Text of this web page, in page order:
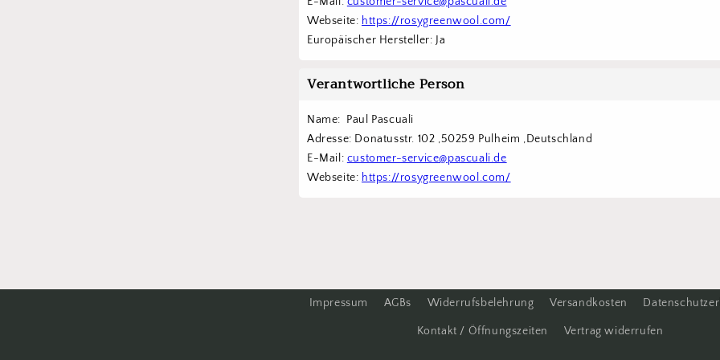
Webseite: https://rosygreenwool.com/
Europäischer Hersteller: Ja
Verantwortliche Person
Name:  Paul Pascuali
Adresse: Donatusstr. 102 ,50259 Pulheim ,Deutschland
E-Mail: customer-service@pascuali.de
Webseite: https://rosygreenwool.com/
Impressum AGBs Widerrufsbelehrung Versandkosten
Kontakt / Öffnungszeiten Vertrag widerrufen